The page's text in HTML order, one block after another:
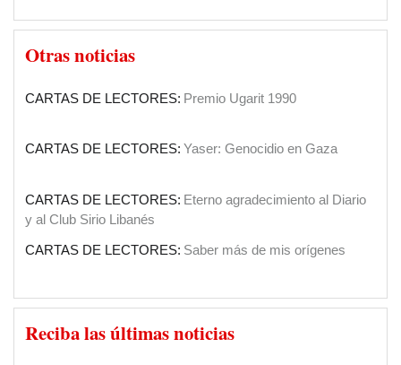
El Papa en Tierra Santa
Una voz en el desierto?
2003
El Islam político de ISIS en la última tragedia
árabe
Por Talal Salman
Otras noticias
CARTAS DE LECTORES: Premio Ugarit 1990
CARTAS DE LECTORES: Yaser: Genocidio en Gaza
CARTAS DE LECTORES: Eterno agradecimiento al Diario
y al Club Sirio Libanés
CARTAS DE LECTORES: Saber más de mis orígenes
CARTAS DE LECTORES:Agradecimiento por apoyos a su
Reciba las últimas noticias